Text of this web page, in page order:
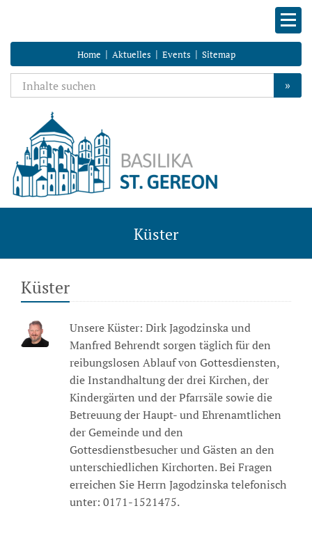
Home | Aktuelles | Events | Sitemap
»
Küster
Küster
Unsere Küster: Dirk Jagodzinska und
Manfred Behrendt sorgen täglich für den
reibungslosen Ablauf von Gottesdiensten,
die Instandhaltung der drei Kirchen, der
Kindergärten und der Pfarrsäle sowie die
Betreuung der Haupt- und Ehrenamtlichen
der Gemeinde und den
Gottesdienstbesucher und Gästen an den
unterschiedlichen Kirchorten. Bei Fragen
erreichen Sie Herrn Jagodzinska telefonisch
unter: 0171-1521475.